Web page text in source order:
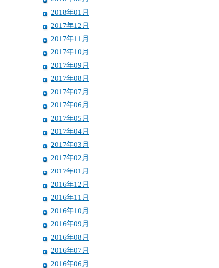
2018年01月
2017年12月
2017年11月
2017年10月
2017年09月
2017年08月
2017年07月
2017年06月
2017年05月
2017年04月
2017年03月
2017年02月
2017年01月
2016年12月
2016年11月
2016年10月
2016年09月
2016年08月
2016年07月
2016年06月